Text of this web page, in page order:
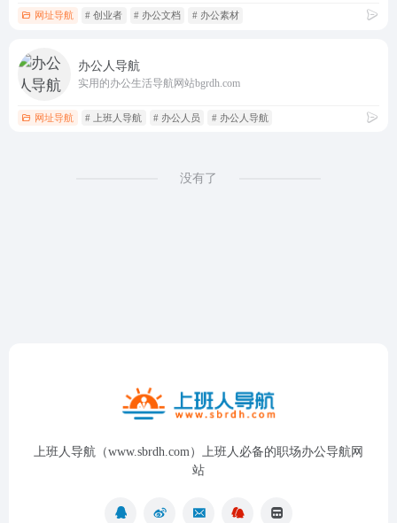
网址导航 # 创业者 # 办公文档 # 办公素材
办公人导航
实用的办公生活导航网站bgrdh.com
网址导航 # 上班人导航 # 办公人员 # 办公人导航
没有了
上班人导航（www.sbrdh.com）上班人必备的职场办公导航网
站